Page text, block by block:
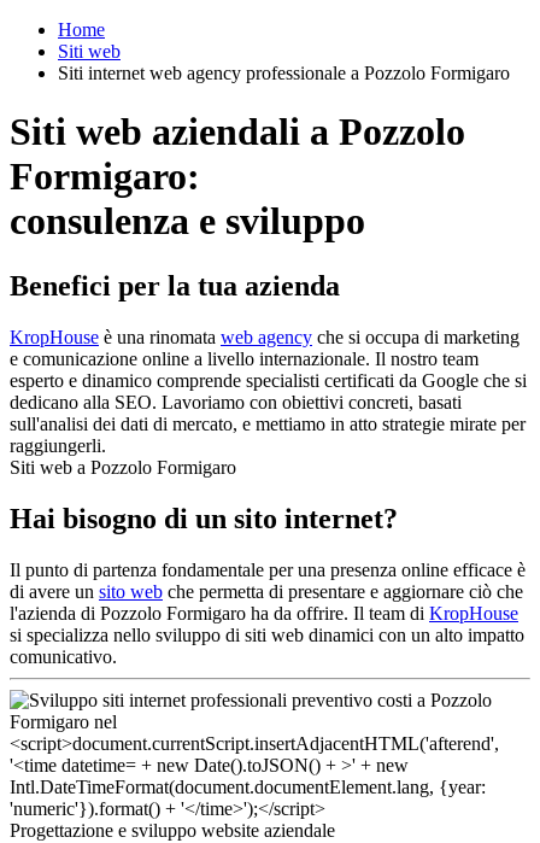
Home
Siti web
Siti internet web agency professionale a Pozzolo Formigaro
Siti web aziendali a Pozzolo
Formigaro:
consulenza e sviluppo
Benefici per la tua azienda
KropHouse è una rinomata web agency che si occupa di marketing
e comunicazione online a livello internazionale. Il nostro team
esperto e dinamico comprende specialisti certificati da Google che si
dedicano alla SEO. Lavoriamo con obiettivi concreti, basati
sull'analisi dei dati di mercato, e mettiamo in atto strategie mirate per
raggiungerli.
Siti web a Pozzolo Formigaro
Hai bisogno di un sito internet?
Il punto di partenza fondamentale per una presenza online efficace è
di avere un sito web che permetta di presentare e aggiornare ciò che
l'azienda di Pozzolo Formigaro ha da offrire. Il team di KropHouse
si specializza nello sviluppo di siti web dinamici con un alto impatto
comunicativo.
Progettazione e sviluppo website aziendale